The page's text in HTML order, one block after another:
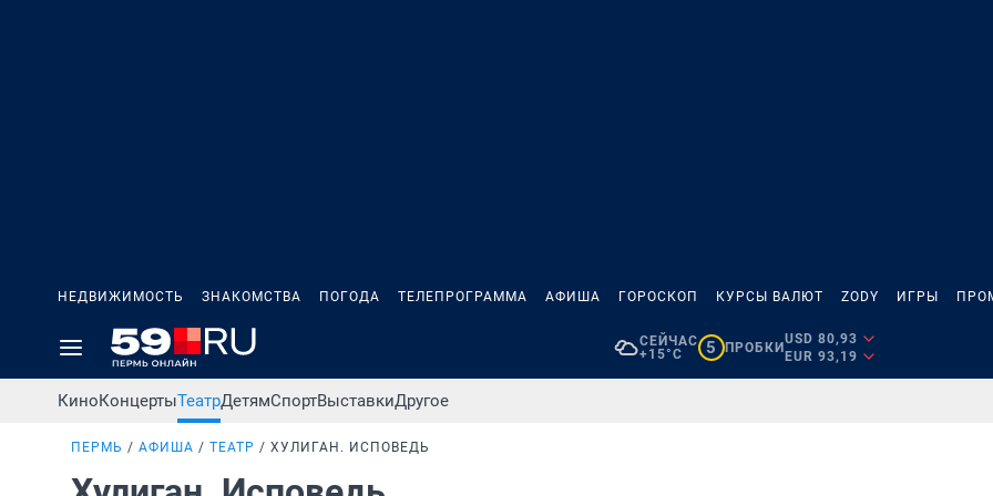
НЕДВИЖИМОСТЬ ЗНАКОМСТВА ПОГОДА ТЕЛЕПРОГРАММА АФИША ГОРОСКОП КУРСЫ ВАЛЮТ ZODY ИГРЫ
СЕЙЧАС
+15°C
5 ПРОБКИ
USD 80,93
EUR 93,19
КиноКонцертыТеатрДетямСпортВыставкиДругое
ПЕРМЬ АФИША ТЕАТР ХУЛИГАН. ИСПОВЕДЬ